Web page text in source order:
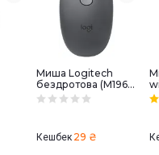
Миша Logitech
бездротова (M196)
Bluetooth
Кешбек 29 ₴